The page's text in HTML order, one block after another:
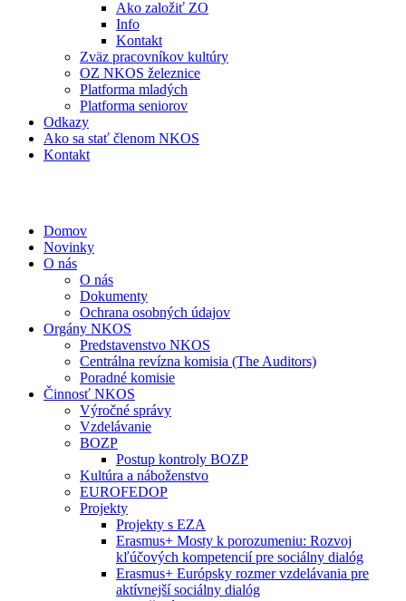
Ako založiť ZO
Info
Kontakt
Zväz pracovníkov kultúry
OZ NKOS železnice
Platforma mladých
Platforma seniorov
Odkazy
Ako sa stať členom NKOS
Kontakt
Domov
Novinky
O nás
O nás
Dokumenty
Ochrana osobných údajov
Orgány NKOS
Predstavenstvo NKOS
Centrálna revízna komisia (The Auditors)
Poradné komisie
Činnosť NKOS
Výročné správy
Vzdelávanie
BOZP
Postup kontroly BOZP
Kultúra a náboženstvo
EUROFEDOP
Projekty
Projekty s EZA
Erasmus+ Mosty k porozumeniu: Rozvoj
kľúčových kompetencií pre sociálny dialóg
Erasmus+ Európsky rozmer vzdelávania pre
aktívnejší sociálny dialóg